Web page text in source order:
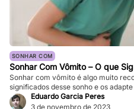
SONHAR COM
Sonhar Com Vômito – O que
Sonhar com vômito é algo muito
significados desse sonho e os
Eduardo Garcia Peres
3 de novembro de 2023